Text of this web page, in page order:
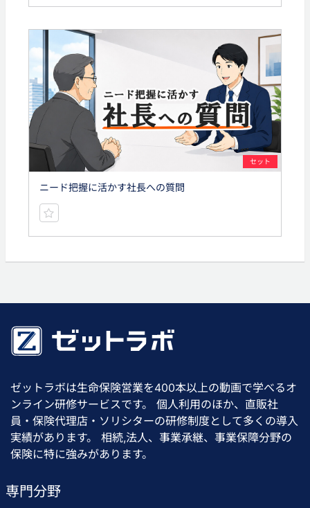
セット
ニード把握に活かす社長への質問
ゼットラボは生命保険営業を400本以上の動画で学べるオ
ンライン研修サービスです。 個人利用のほか、直販社
員・保険代理店・ソリシターの研修制度として多くの導入
実績があります。 相続,法人、事業承継、事業保障分野の
保険に特に強みがあります。
専門分野